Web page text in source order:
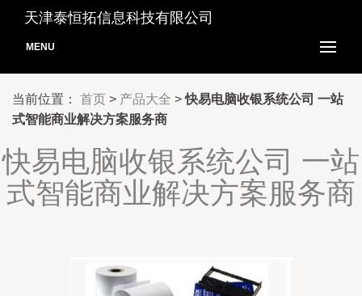
天津泰恒拓信息科技有限公司
MENU
当前位置： 首页 > 产品大全 > 快易电脑收银系统公司 一站
式智能商业解决方案服务商
快易电脑收银系统公司 一站
式智能商业解决方案服务商